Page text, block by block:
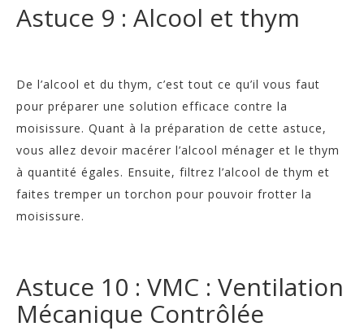
Astuce 9 : Alcool et thym
De l’alcool et du thym, c’est tout ce qu’il vous faut
pour préparer une solution efficace contre la
moisissure. Quant à la préparation de cette astuce,
vous allez devoir macérer l’alcool ménager et le thym
à quantité égales. Ensuite, filtrez l’alcool de thym et
faites tremper un torchon pour pouvoir frotter la
moisissure.
Astuce 10 : VMC : Ventilation
Mécanique Contrôlée